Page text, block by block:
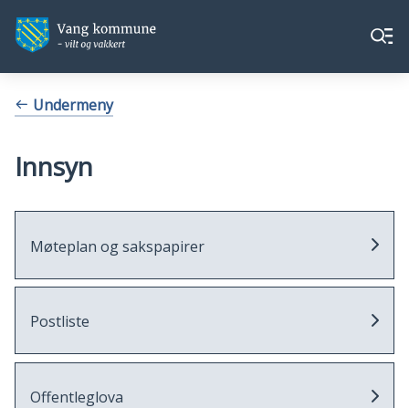
Vang
kommune
Vang
kommune
Meny
Du Undermeny
Innsyn
Møteplan og sakspapirer
Postliste
Offentleglova